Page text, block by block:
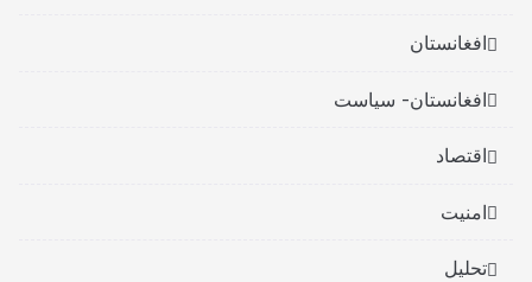
افغانستان
افغانستان- سیاست
اقتصاد
امنیت
تحلیل